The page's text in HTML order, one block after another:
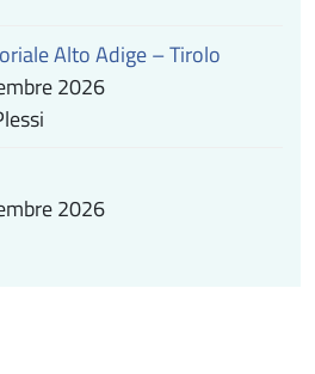
Alto Adige – Tirolo
2026
2026